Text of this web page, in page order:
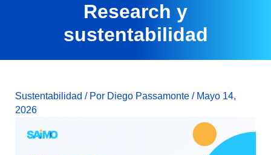
Research y
sustentabilidad
Sustentabilidad / Por Diego Passamonte / Mayo 14,
2026